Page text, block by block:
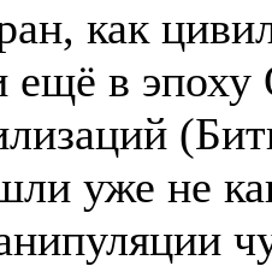
как
ещё в
уже не